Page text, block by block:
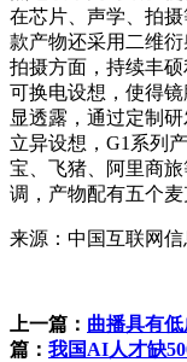
在芯片、声学、拍
款产物还采用二维
拍摄方面，持续丰
可换电设想，使得
显透露，通过定制
立异设想，G1系列
宝、飞猪、阿里商
调，产物配有五个麦
来源：中国互联网
上一篇： 曲播具有
篇： 我国AI人才缺